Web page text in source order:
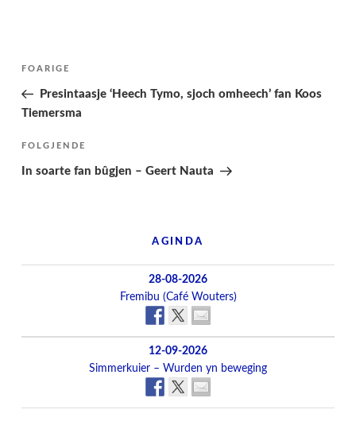
Berichtnavigatie
Folgjende
pagina
FOARIGE
Presintaasje ‘Heech Tymo, sjoch omheech’ fan Koos
Tiemersma
Folgjend
berjocht
FOLGJENDE
In soarte fan bûgjen – Geert Nauta
AGINDA
28-08-2026
Fremibu (Café Wouters)
12-09-2026
Simmerkuier – Wurden yn beweging